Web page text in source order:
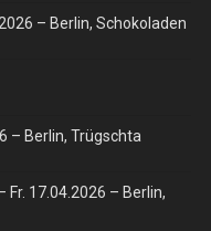
– Berlin, Schokoladen
– Berlin, Trügschta
Fr. 17.04.2026 – Berlin,